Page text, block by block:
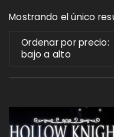
Mostrando el único
Ordenar por precio:
bajo a alto